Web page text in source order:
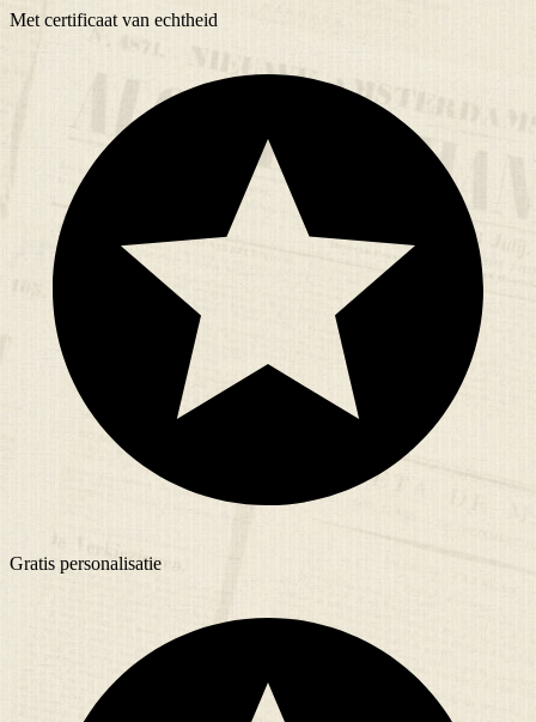
Met certificaat van echtheid
Gratis personalisatie